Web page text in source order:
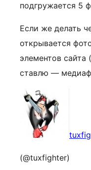
подгружается 5
Если же делать
открывается
элементов
ставлю —
(@tuxfighter)